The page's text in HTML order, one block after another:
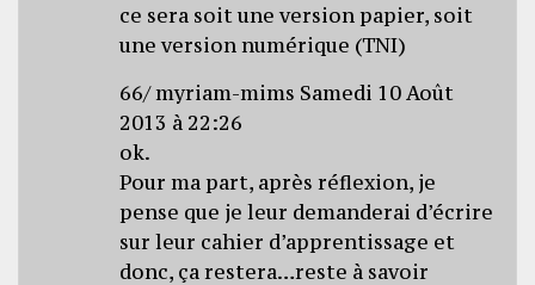
ce sera soit une version papier, soit
une version numérique (TNI)
66/ myriam-mims Samedi 10 Août
2013 à 22:26
ok.
Pour ma part, après réflexion, je
pense que je leur demanderai d’écrire
sur leur cahier d’apprentissage et
donc, ça restera…reste à savoir